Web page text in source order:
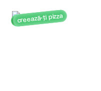
creează-ți pizza